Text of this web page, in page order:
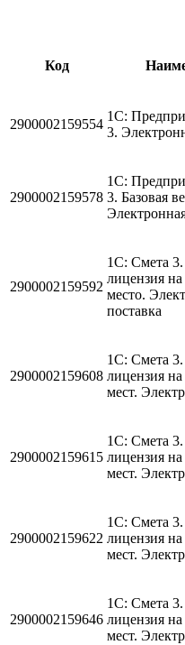
Код
2900002159554
1С:
3.
2900002159578
1С:
3. Базовая
2900002159592
1С: Смета
лицензия на
место.
поставка
2900002159608
1С: Смета
лицензия
мест.
2900002159615
1С: Смета
лицензия
мест.
2900002159622
1С: Смета
лицензия
мест.
2900002159646
1С: Смета
лицензия
мест.